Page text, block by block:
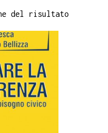
del risultato